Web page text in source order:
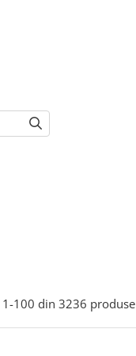
1-100 din 3236 produse